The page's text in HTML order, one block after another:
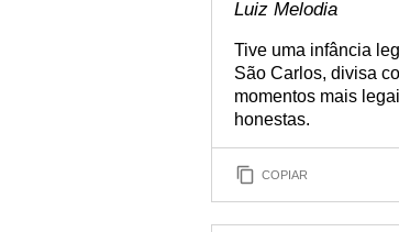
Luiz Melodia
Tive uma infância
São Carlos, divisa
momentos mais
honestas.
COPIAR